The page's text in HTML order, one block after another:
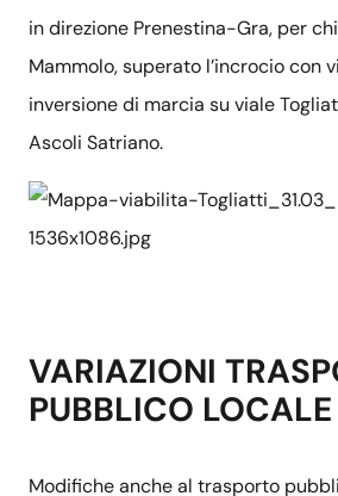
in direzione Prenestina-Gra, per
Mammolo, superato l’incrocio con
inversione di marcia su viale
Ascoli Satriano.
VARIAZIONI
PUBBLICO LOCALE
Modifiche anche al trasporto